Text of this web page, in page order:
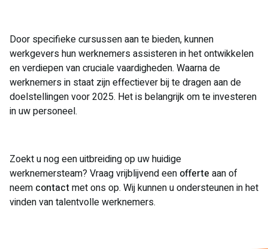
Door specifieke cursussen aan te bieden, kunnen
werkgevers hun werknemers assisteren in het ontwikkelen
en verdiepen van cruciale vaardigheden. Waarna de
werknemers in staat zijn effectiever bij te dragen aan de
doelstellingen voor 2025. Het is belangrijk om te investeren
in uw personeel.
Zoekt u nog een uitbreiding op uw huidige
werknemersteam? Vraag vrijblijvend een offerte aan of
neem contactmet ons op. Wij kunnen u ondersteunen in het
vinden van talentvolle werknemers.